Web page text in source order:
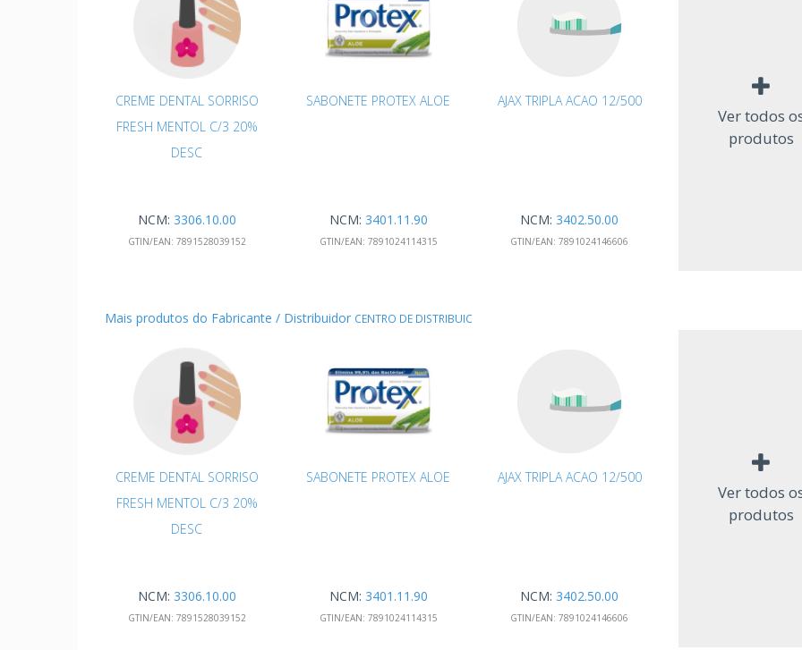
CREME DENTAL SORRISO
FRESH MENTOL C/3 20%
DESC
NCM: 3306.10.00
GTIN/EAN: 7891528039152
SABONETE PROTEX ALOE
NCM: 3401.11.90
GTIN/EAN: 7891024114315
AJAX TRIPLA ACAO 12/500
NCM: 3402.50.00
GTIN/EAN: 7891024146606
Ver todos
produtos
Mais produtos do Fabricante / Distribuidor CENTRO DE DISTRIBUIC
CREME DENTAL SORRISO
FRESH MENTOL C/3 20%
DESC
NCM: 3306.10.00
GTIN/EAN: 7891528039152
SABONETE PROTEX ALOE
NCM: 3401.11.90
GTIN/EAN: 7891024114315
AJAX TRIPLA ACAO 12/500
NCM: 3402.50.00
GTIN/EAN: 7891024146606
Ver todos
produtos